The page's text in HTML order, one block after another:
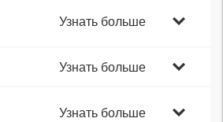
Узнать больше
Узнать больше
Узнать больше